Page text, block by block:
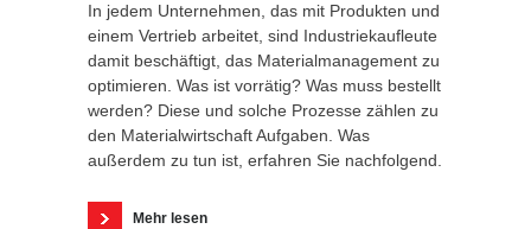
In jedem Unternehmen, das mit Produkten und
einem Vertrieb arbeitet, sind Industriekaufleute
damit beschäftigt, das Materialmanagement zu
optimieren. Was ist vorrätig? Was muss bestellt
werden? Diese und solche Prozesse zählen zu
den Materialwirtschaft Aufgaben. Was
außerdem zu tun ist, erfahren Sie nachfolgend.
Mehr lesen